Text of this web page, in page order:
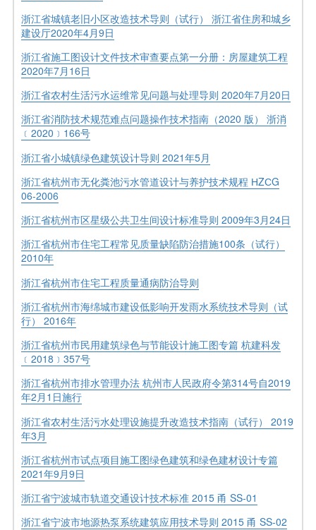
浙江省城镇老旧小区改造技术导则（试行） 浙江省住房和城乡
建设厅2020年4月9日
浙江省施工图设计文件技术审查要点第一分册：房屋建筑工程
2020年7月16日
浙江省农村生活污水运维常见问题与处理导则 2020年7月20日
浙江省消防技术规范难点问题操作技术指南（2020 版） 浙消
﹝2020﹞166号
浙江省小城镇绿色建筑设计导则 2021年5月
浙江省杭州市无化粪池污水管道设计与养护技术规程 НZСG
06-2006
浙江省杭州市区星级公共卫生间设计标准导则 2009年3月24日
浙江省杭州市住宅工程常见质量缺陷防治措施100条（试行）
2010年
浙江省杭州市住宅工程质量通病防治导则
浙江省杭州市海绵城市建设低影响开发雨水系统技术导则（试
行） 2016年
浙江省杭州市民用建筑绿色与节能设计施工图专篇 杭建科发
﹝2018﹞357号
浙江省杭州市排水管理办法 杭州市人民政府令第314号自2019
年2月1日施行
浙江省农村生活污水处理设施提升改造技术指南（试行） 2019
年3月
浙江省杭州市试点项目施工图绿色建筑和绿色建材设计专篇
2021年9月9日
浙江省宁波城市轨道交通设计技术标准 2015 甬 SS-01
浙江省宁波市地源热泵系统建筑应用技术导则 2015 甬 SS-02